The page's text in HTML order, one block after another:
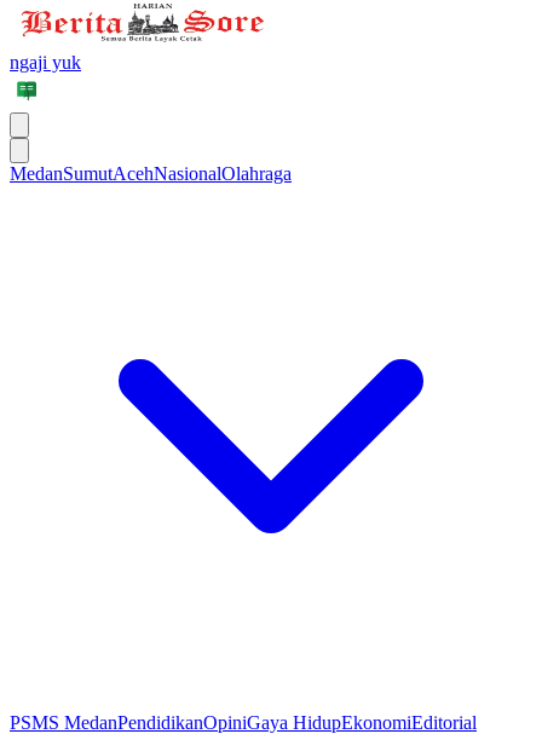
ngaji yuk
MedanSumutAcehNasionalOlahraga
PSMS MedanPendidikanOpiniGaya HidupEkonomiEditorial